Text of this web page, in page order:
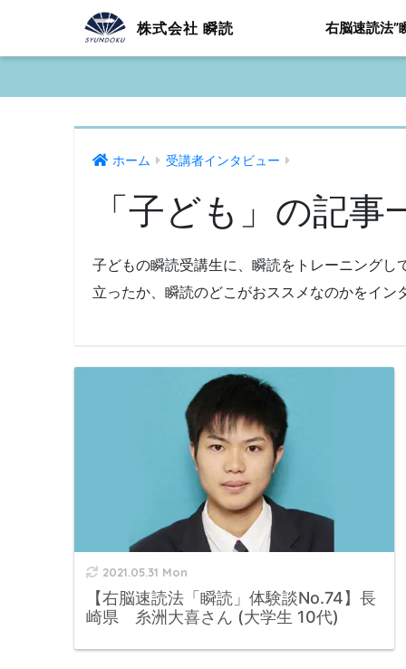
株式会社 瞬読 右脳速読法”
ホーム 受講者インタビュー
「子ども」の記事
子どもの瞬読受講生に、瞬読をトレーニング
立ったか、瞬読のどこがおススメなのかをイン
2021.05.31 Mon
【右脳速読法「瞬読」体験談No.74】長
崎県 糸洲大喜さん (大学生 10代)